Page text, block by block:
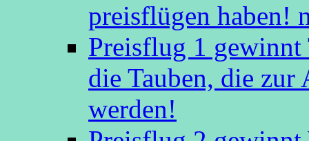
preisflügen haben!
Preisflug 1 gewinnt
die Tauben, die zur
werden!